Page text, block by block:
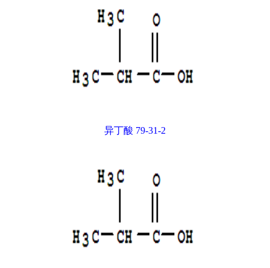
异丁酸 79-31-2